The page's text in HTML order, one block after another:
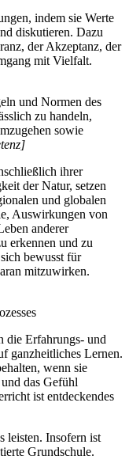
indem sie Werte
diskutieren. Dazu
der Akzeptanz, der
mit Vielfalt.
und Normen des
zu handeln,
sowie
ihrer
der Natur, setzen
und globalen
Auswirkungen von
anderer
erkennen und zu
bewusst für
mitzuwirken.
die Erfahrungs- und
ganzheitliches Lernen.
wenn sie
das Gefühl
ist entdeckendes
leisten. Insofern ist
Grundschule.